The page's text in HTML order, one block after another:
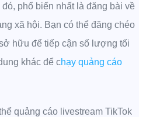
phổ biến nhất là đăng bài về
xã hội. Bạn có thể đăng chéo
hữu để tiếp cận số lượng tối
khác để chạy quảng cáo
quảng cáo livestream TikTok